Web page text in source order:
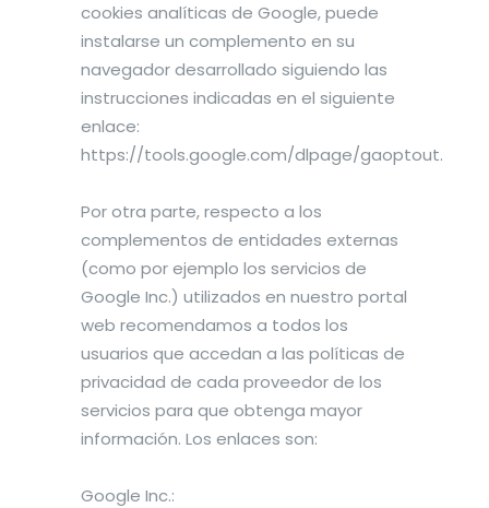
cookies analíticas de Google, puede
instalarse un complemento en su
navegador desarrollado siguiendo las
instrucciones indicadas en el siguiente
enlace:
https://tools.google.com/dlpage/gaoptout.
Por otra parte, respecto a los
complementos de entidades externas
(como por ejemplo los servicios de
Google Inc.) utilizados en nuestro portal
web recomendamos a todos los
usuarios que accedan a las políticas de
privacidad de cada proveedor de los
servicios para que obtenga mayor
información. Los enlaces son:
Google Inc.: